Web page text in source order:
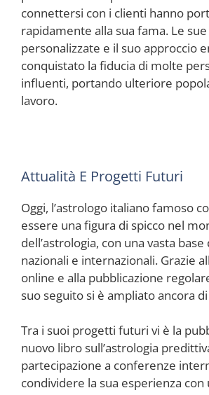
connettersi con i clienti hanno
rapidamente alla sua fama. Le
personalizzate e il suo approccio
conquistato la fiducia di molte
influenti, portando ulteriore
lavoro.
Attualità E Progetti Futuri
Oggi, l’astrologo italiano famoso
essere una figura di spicco nel
dell’astrologia, con una vasta
nazionali e internazionali. Grazie
online e alla pubblicazione
suo seguito si è ampliato ancora
Tra i suoi progetti futuri vi è la
nuovo libro sull’astrologia
partecipazione a conferenze
condividere la sua esperienza con